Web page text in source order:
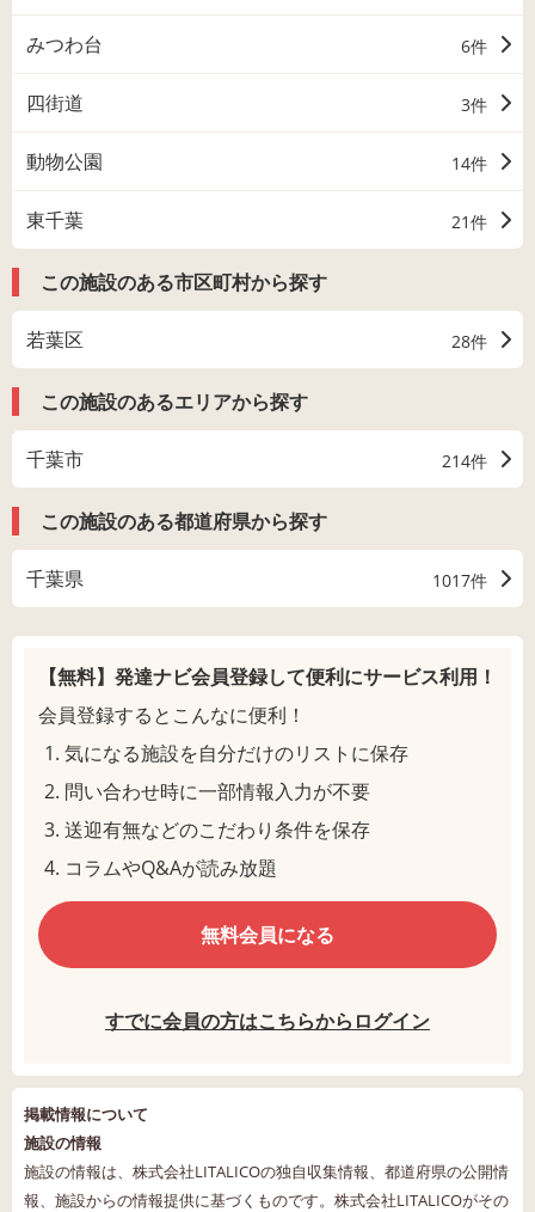
みつわ台 6件
四街道 3件
動物公園 14件
東千葉 21件
この施設のある市区町村から探す
若葉区 28件
この施設のあるエリアから探す
千葉市 214件
この施設のある都道府県から探す
千葉県 1017件
【無料】発達ナビ会員登録して便利にサービス利用！
会員登録するとこんなに便利！
気になる施設を自分だけのリストに保存
問い合わせ時に一部情報入力が不要
送迎有無などのこだわり条件を保存
コラムやQ&Aが読み放題
無料会員になる
すでに会員の方はこちらからログイン
掲載情報について
施設の情報
施設の情報は、株式会社LITALICOの独自収集情報、都道府県の公開情
報、施設からの情報提供に基づくものです。株式会社LITALICOがその